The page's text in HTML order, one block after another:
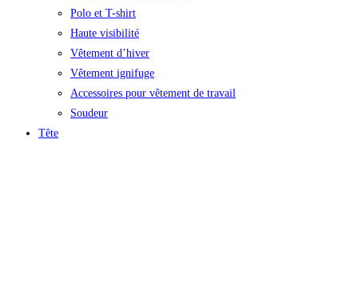
Polo et T-shirt
Haute visibilité
Vêtement d’hiver
Vêtement ignifuge
Accessoires pour vêtement de travail
Soudeur
Tête